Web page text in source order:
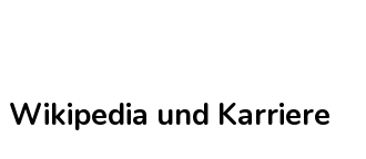
Wikipedia und Karriere